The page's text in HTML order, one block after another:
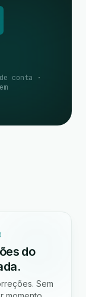
conta ·
do
Sem